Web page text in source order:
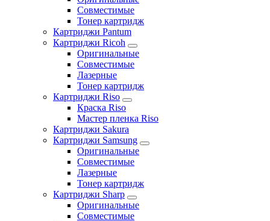
Совместимые
Тонер картридж
Картриджи Pantum
Картриджи Ricoh
Оригинальные
Совместимые
Лазерные
Тонер картридж
Картриджи Riso
Краска Riso
Мастер пленка Riso
Картриджи Sakura
Картриджи Samsung
Оригинальные
Совместимые
Лазерные
Тонер картридж
Картриджи Sharp
Оригинальные
Совместимые